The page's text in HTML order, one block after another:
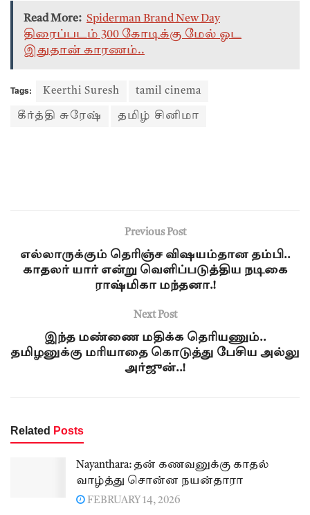
Read More: Spiderman Brand New Day
திரைப்படம் 300 கோடிக்கு மேல் ஓட
இதுதான் காரணம்..
Tags: Keerthi Suresh tamil cinema
கீர்த்தி சுரேஷ் தமிழ் சினிமா
Previous Post
எல்லாருக்கும் தெரிஞ்ச விஷயம்தான தம்பி..
காதலர் யார் என்று வெளிப்படுத்திய நடிகை
ராஷ்மிகா மந்தனா.!
Next Post
இந்த மண்ணை மதிக்க தெரியணும்..
தமிழனுக்கு மரியாதை கொடுத்து பேசிய அல்லு
அர்ஜுன்..!
Related Posts
Nayanthara: தன் கணவனுக்கு காதல்
வாழ்த்து சொன்ன நயன்தாரா
FEBRUARY 14, 2026